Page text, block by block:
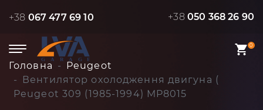
+38 067 477 69 10 +38 050 368 26 90
0
Головна
Peugeot
Вентилятор охолодження двигуна (
Peugeot 309 (1985-1994) MP8015